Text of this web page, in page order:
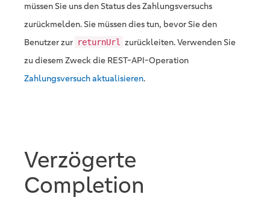
müssen Sie uns den Status des Zahlungsversuchs
zurückmelden. Sie müssen dies tun, bevor Sie den
Benutzer zur returnUrl
zurückleiten. Verwenden Sie
zu diesem Zweck die REST-API-Operation
Zahlungsversuch aktualisieren.
Verzögerte
Completion